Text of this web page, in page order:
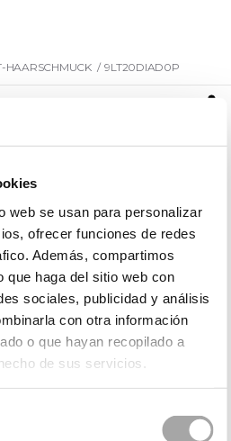
web se usan para personalizar
ofrecer funciones de redes
Además, compartimos
que haga del sitio web con
sociales, publicidad y análisis
con otra información
o que hayan recopilado a
de sus servicios.
HAARSCHMUCK / 9LT20DIAD0P
VEREINBAREN